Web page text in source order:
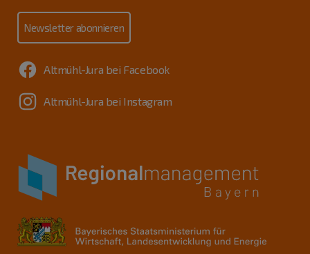
Newsletter abonnieren
Altmühl-Jura bei Facebook
Altmühl-Jura bei Instagram